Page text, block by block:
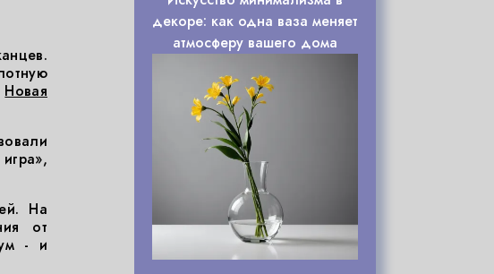
Новая
На
от
- и
декоре: как одна ваза меняет
атмосферу вашего дома